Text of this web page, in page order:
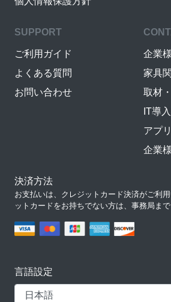
SUPPORT
ご利用ガイド
よくある質問
お問い合わせ
企業
家具
取材
IT導
アプ
企業
決済方法
お支払いは、クレジットカード決済がご利
ットカードをお持ちでない方は、事務局まで
言語設定